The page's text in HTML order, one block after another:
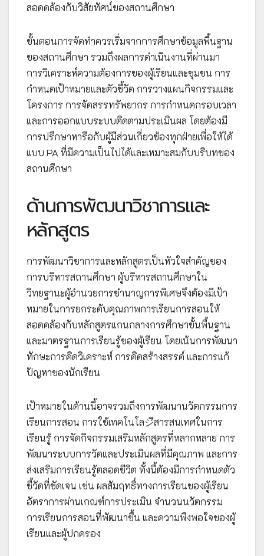
สอดคล้องกับวิสัยทัศน์ของสถานศึกษา
ขั้นตอนการจัดทำควรเริ่มจากการศึกษาข้อมูลพื้นฐาน
ของสถานศึกษา รวมถึงผลการดำเนินงานที่ผ่านมา
การวิเคราะห์ความต้องการของผู้เรียนและชุมชน การ
กำหนดเป้าหมายและตัวชี้วัด การวางแผนกิจกรรมและ
โครงการ การจัดสรรทรัพยากร การกำหนดกรอบเวลา
และการออกแบบระบบติดตามประเมินผล โดยต้องมี
การปรึกษาหารือกับผู้มีส่วนเกี่ยวข้องทุกฝ่ายเพื่อให้ได้
แบบ PA ที่มีความเป็นไปได้และเหมาะสมกับบริบทของ
สถานศึกษา
ด้านการพัฒนาวิชาการและ
หลักสูตร
การพัฒนาวิชาการและหลักสูตรเป็นหัวใจสำคัญของ
การบริหารสถานศึกษา ผู้บริหารสถานศึกษาใน
วิทยฐานะผู้อำนวยการชำนาญการพิเศษจึงต้องมีเป้า
หมายในการยกระดับคุณภาพการเรียนการสอนให้
สอดคล้องกับหลักสูตรแกนกลางการศึกษาขั้นพื้นฐาน
และมาตรฐานการเรียนรู้ของผู้เรียน โดยเน้นการพัฒนา
ทักษะการคิดวิเคราะห์ การคิดสร้างสรรค์ และการแก้
ปัญหาของนักเรียน
เป้าหมายในด้านนี้อาจรวมถึงการพัฒนานวัตกรรมการ
เรียนการสอน การใช้เทคโนโลジีสารสนเทศในการ
เรียนรู้ การจัดกิจกรรมเสริมหลักสูตรที่หลากหลาย การ
พัฒนาระบบการวัดและประเมินผลที่มีคุณภาพ และการ
ส่งเสริมการเรียนรู้ตลอดชีวิต ทั้งนี้ต้องมีการกำหนดตัว
ชี้วัดที่ชัดเจน เช่น ผลสัมฤทธิ์ทางการเรียนของผู้เรียน
อัตราการผ่านเกณฑ์การประเมิน จำนวนนวัตกรรม
การเรียนการสอนที่พัฒนาขึ้น และความพึงพอใจของผู้
เรียนและผู้ปกครอง